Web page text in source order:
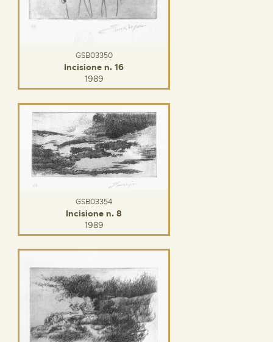
GSB03350
Incisione n. 16
1989
GSB03354
Incisione n. 8
1989